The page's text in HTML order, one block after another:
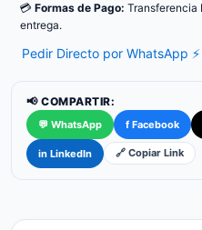
💳 Formas de Pago: Transferencia
entrega.
Pedir Directo por WhatsApp ⚡
📢 COMPARTIR:
💬 WhatsApp f Facebook
in LinkedIn 🔗 Copiar Link